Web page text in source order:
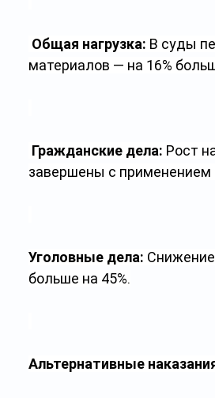
Общая нагрузка: В суды
материалов — на 16%
Гражданские дела: Рост
завершены с применением
Уголовные дела:
больше на 45%.
Альтернативные